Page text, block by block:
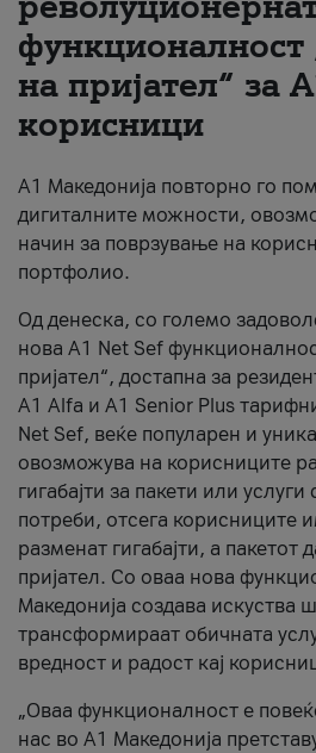
За нас
#ПодобарОнлајн
функционалност
на пријател“ за
корисници
А1 Македонија повторно го
дигиталните можности,
начин за поврзување на
портфолио.
Од денеска, со големо
нова A1 Net Sef
пријател“, достапна за
А1 Alfa и A1 Senior Plus
Net Sef, веќе популарен и
овозможува на корисниците
гигабајти за пакети или
потреби, отсега корисниците
разменат гигабајти, а пакетот
пријател. Со оваа нова
Македонија создава искуства
трансформираат обичната
вредност и радост кај
„Оваа функционалност е
нас во А1 Македонија